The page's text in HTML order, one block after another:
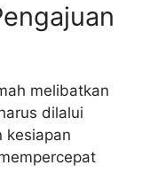
melibatkan
dilalui
kesiapan